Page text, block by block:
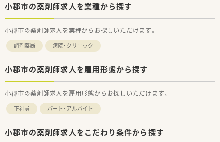
小郡市の薬剤師求人を業種から探す
小郡市の薬剤師求人を業種からお探しいただけます。
調剤薬局 病院・クリニック
小郡市の薬剤師求人を雇用形態から探す
小郡市の薬剤師求人を雇用形態からお探しいただけます。
正社員 パート・アルバイト
小郡市の薬剤師求人をこだわり条件から探す